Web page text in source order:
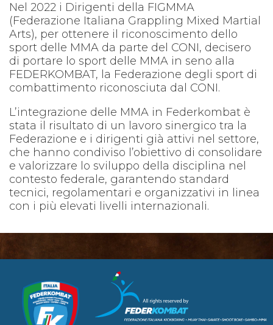
Nel 2022 i Dirigenti della FIGMMA
(Federazione Italiana Grappling Mixed Martial
Arts), per ottenere il riconoscimento dello
sport delle MMA da parte del CONI, decisero
di portare lo sport delle MMA in seno alla
FEDERKOMBAT, la Federazione degli sport di
combattimento riconosciuta dal CONI.
L’integrazione delle MMA in Federkombat è
stata il risultato di un lavoro sinergico tra la
Federazione e i dirigenti già attivi nel settore,
che hanno condiviso l’obiettivo di consolidare
e valorizzare lo sviluppo della disciplina nel
contesto federale, garantendo standard
tecnici, regolamentari e organizzativi in linea
con i più elevati livelli internazionali.
CUSL Spelpaus